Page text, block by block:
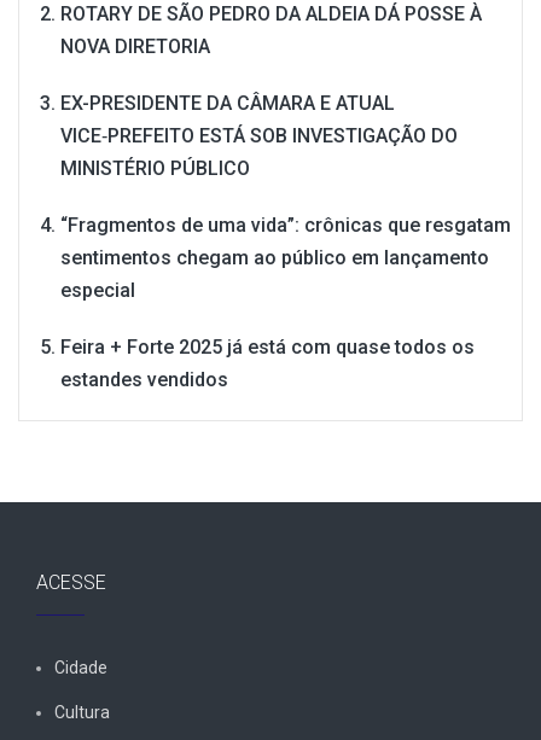
ROTARY DE SÃO PEDRO DA ALDEIA DÁ POSSE À
NOVA DIRETORIA
EX-PRESIDENTE DA CÂMARA E ATUAL
VICE‑PREFEITO ESTÁ SOB INVESTIGAÇÃO DO
MINISTÉRIO PÚBLICO
“Fragmentos de uma vida”: crônicas que resgatam
sentimentos chegam ao público em lançamento
especial
Feira + Forte 2025 já está com quase todos os
estandes vendidos
ACESSE
Cidade
Cultura